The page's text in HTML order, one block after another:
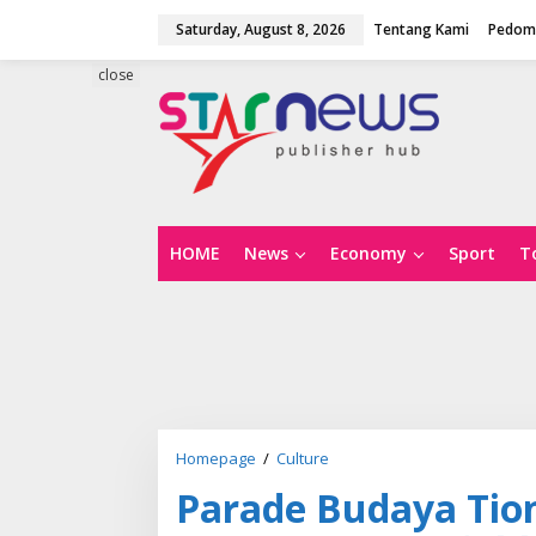
Saturday, August 8, 2026 Tentang Kami
HOME News Economy Sport
close
Homepage / Culture
r
a
Parade Budaya